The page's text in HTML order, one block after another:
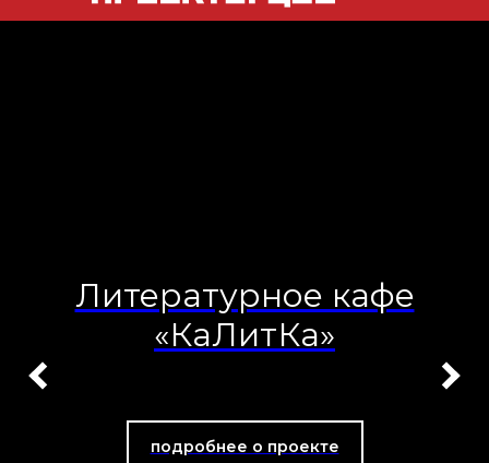
Книжный фестиваль
«Книга-Фест»
подробнее о проекте